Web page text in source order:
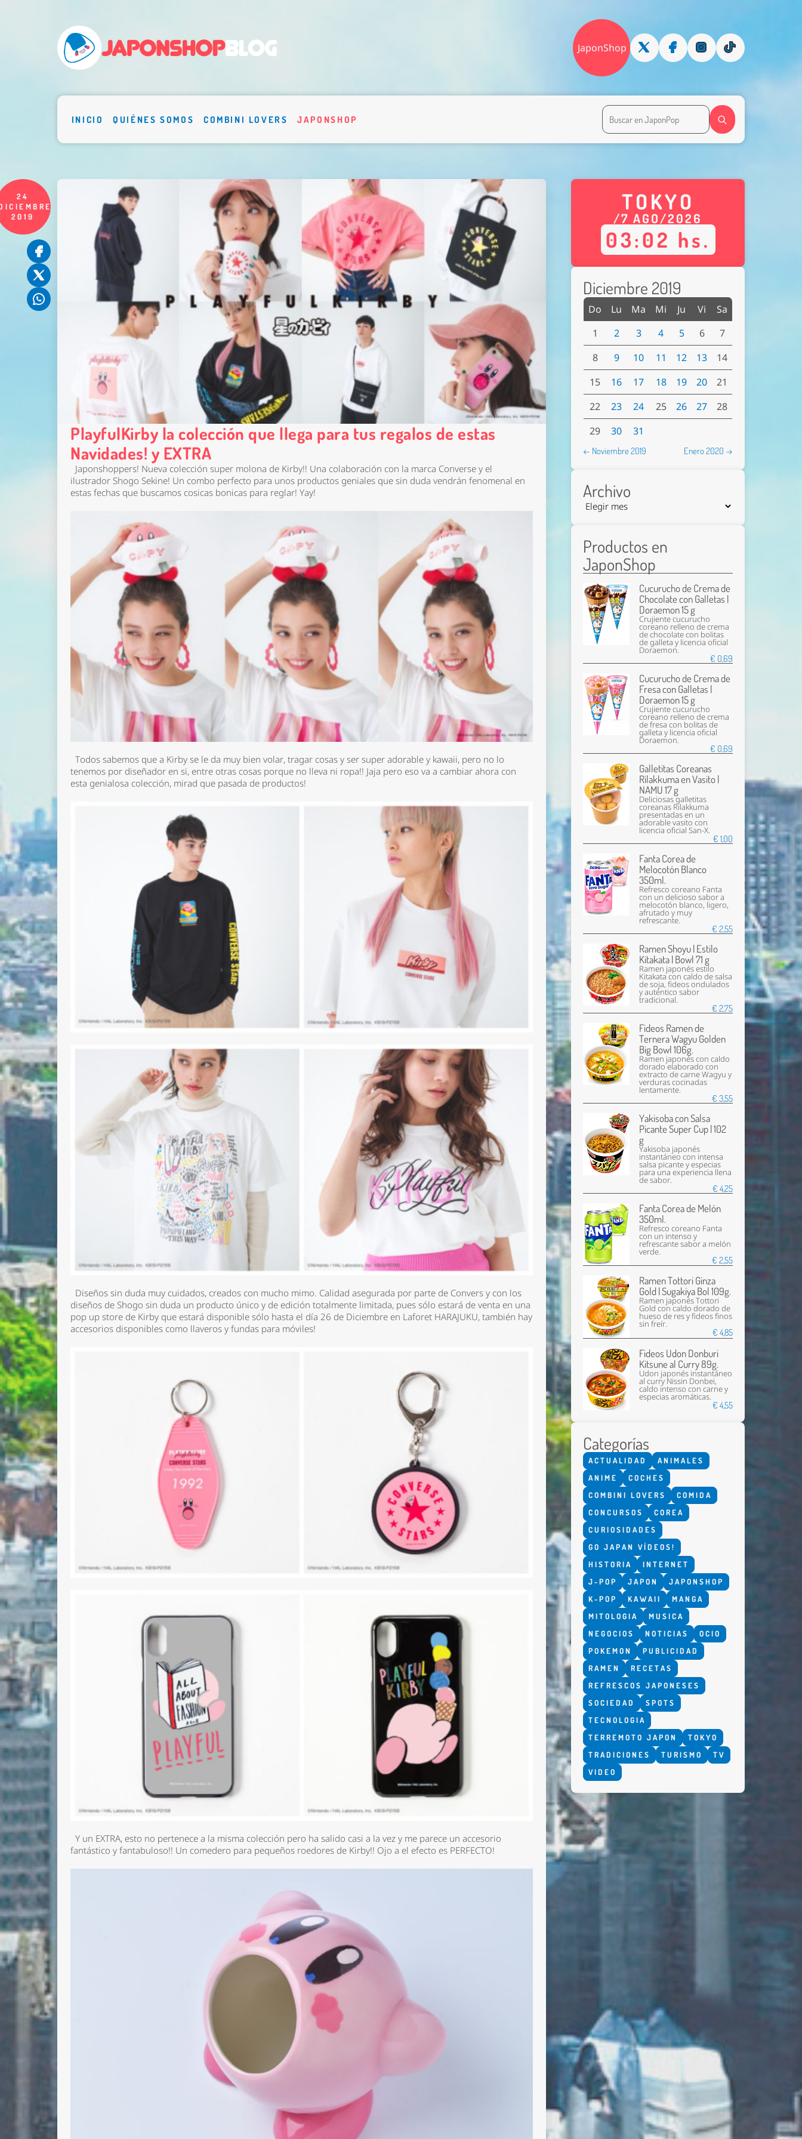
JaponShop
INICIO QUIÉNES SOMOS COMBINI LOVERS JAPONSHOP
24
2019
PlayfulKirby la colección que llega para tus regalos de estas
Navidades! y EXTRA
Japonshoppers! Nueva colección super molona de Kirby!! Una colaboración con la marca Converse y el
ilustrador Shogo Sekine! Un combo perfecto para unos productos geniales que sin duda vendrán fenomenal en
estas fechas que buscamos cosicas bonicas para reglar! Yay!
Todos sabemos que a Kirby se le da muy bien volar, tragar cosas y ser super adorable y kawaii, pero no lo
tenemos por diseñador en si, entre otras cosas porque no lleva ni ropa!! Jaja pero eso va a cambiar ahora con
esta genialosa colección, mirad que pasada de productos!
Diseños sin duda muy cuidados, creados con mucho mimo. Calidad asegurada por parte de Convers y con los
diseños de Shogo sin duda un producto único y de edición totalmente limitada, pues sólo estará de venta en una
pop up store de Kirby que estará disponible sólo hasta el día 26 de Diciembre en Laforet HARAJUKU, también hay
accesorios disponibles como llaveros y fundas para móviles!
Y un EXTRA, esto no pertenece a la misma colección pero ha salido casi a la vez y me parece un accesorio
fantástico y fantabuloso!! Un comedero para pequeños roedores de Kirby!! Ojo a el efecto es PERFECTO!
TOKYO
/7 AGO/2026
03:02 hs.
Diciembre 2019
Do Lu Ma Mi Ju Vi
Sa
1
2 3 4 5 6
7
8
9 10 11 12 13
14
15
16 17 18 19 20
21
22
23 24 25 26 27
28
29
30 31
← Noviembre 2019 Enero 2020 →
Archivo
Productos en
JaponShop
Cucurucho de Crema de
Chocolate con Galletas |
Doraemon 15 g
Crujiente cucurucho
coreano relleno de crema
de chocolate con bolitas
de galleta y licencia oficial
Doraemon.
€ 0,69
Cucurucho de Crema de
Fresa con Galletas |
Doraemon 15 g
Crujiente cucurucho
coreano relleno de crema
de fresa con bolitas de
galleta y licencia oficial
Doraemon.
€ 0,69
Galletitas Coreanas
Rilakkuma en Vasito |
NAMU 17 g
Deliciosas galletitas
coreanas Rilakkuma
presentadas en un
adorable vasito con
licencia oficial San-X.
€ 1,00
Fanta Corea de
Melocotón Blanco
350ml.
Refresco coreano Fanta
con un delicioso sabor a
melocotón blanco, ligero,
afrutado y muy
refrescante.
€ 2,55
Ramen Shoyu | Estilo
Kitakata | Bowl 71 g
Ramen japonés estilo
Kitakata con caldo de salsa
de soja, fideos ondulados
y auténtico sabor
tradicional.
€ 2,75
Fideos Ramen de
Ternera Wagyu Golden
Big Bowl 106g.
Ramen japonés con caldo
dorado elaborado con
extracto de carne Wagyu y
verduras cocinadas
lentamente.
€ 3,55
Yakisoba con Salsa
Picante Super Cup | 102
g
Yakisoba japonés
instantáneo con intensa
salsa picante y especias
para una experiencia llena
de sabor.
€ 4,25
Fanta Corea de Melón
350ml.
Refresco coreano Fanta
con un intenso y
refrescante sabor a melón
verde.
€ 2,55
Ramen Tottori Ginza
Gold | Sugakiya Bol 109g.
Ramen japonés Tottori
Gold con caldo dorado de
hueso de res y fideos finos
sin freír.
€ 4,85
Fideos Udon Donburi
Kitsune al Curry 89g.
Udon japonés instantáneo
al curry Nissin Donbei,
caldo intenso con carne y
especias aromáticas.
€ 4,55
Categorías
ACTUALIDAD
ANIMALES
ANIME
COCHES
COMBINI LOVERS
COMIDA
CONCURSOS
COREA
CURIOSIDADES
GO JAPAN VÍDEOS!
HISTORIA
INTERNET
J-POP
JAPON
JAPONSHOP
K-POP
KAWAII
MANGA
MITOLOGIA
MUSICA
NEGOCIOS
NOTICIAS
OCIO
POKEMON
PUBLICIDAD
RAMEN
RECETAS
REFRESCOS JAPONESES
SOCIEDAD
SPOTS
TECNOLOGIA
TERREMOTO JAPON
TOKYO
TRADICIONES
TURISMO
TV
VIDEO
Nombre *
Email *
Comentario *
Enviar